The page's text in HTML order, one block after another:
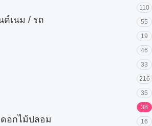
110
ด์เนม / รถ 55
19
46
33
216
35
38
อกไม้ปลอม 16